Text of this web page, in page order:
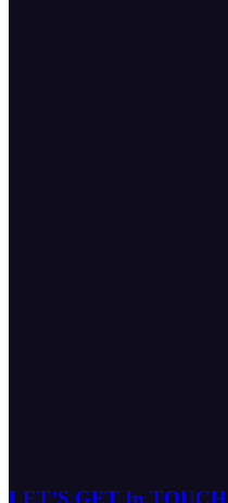
LET’S GET In TOUCH